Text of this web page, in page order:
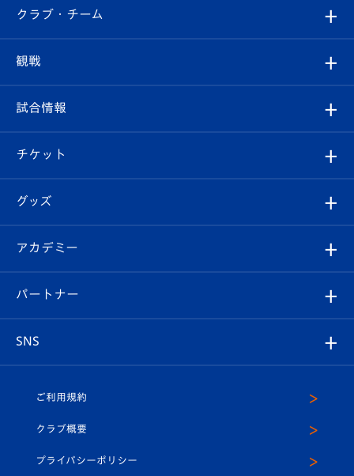
すべて
クラブ
試合情報
チケット
イベント
メディア
ホームタウン
クラブ・チーム
クラブ概要
エンブレム紹介
スタッフプロフィール
マスコット紹介
観戦
観戦ルール
はじめての観戦ガイド
Revive Team
ヴィヴィくんの長崎おもてなしガイド
試合情報
試合日程/結果
フォトギャラリー
スタジアムグルメ
チケット
チケット
V-LOVERS（ファンクラブ）
プレイヤーズスイート
グッズ
オンラインショップ
店舗情報
アカデミー
育成からのお知らせ
U-18
パートナー
SNS
ヴィヴィくんインスタグラム
公式LINE＠
ご利用規約
クラブ概要
プライバシーポリシー